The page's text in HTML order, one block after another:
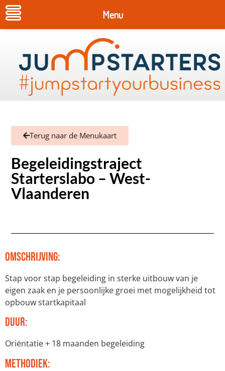
Terug naar de Menukaart
Begeleidingstraject
Starterslabo – West-
Vlaanderen
Omschrijving:
Stap voor stap begeleiding in sterke uitbouw van je
eigen zaak en je persoonlijke groei met mogelijkheid tot
opbouw startkapitaal
Duur:
Oriëntatie + 18 maanden begeleiding
Methodiek:
Menu